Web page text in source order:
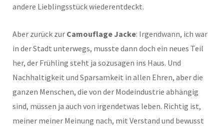
andere Lieblingsstück wiederentdeckt.
Aber zurück zur Camouflage Jacke: Irgendwann, ich war
in der Stadt unterwegs, musste dann doch ein neues Teil
her, der Frühling steht ja sozusagen ins Haus. Und
Nachhaltigkeit und Sparsamkeit in allen Ehren, aber die
ganzen Menschen, die von der Modeindustrie abhängig
sind, müssen ja auch von irgendetwas leben. Richtig ist,
meiner meiner Meinung nach, mit Verstand und bewusst